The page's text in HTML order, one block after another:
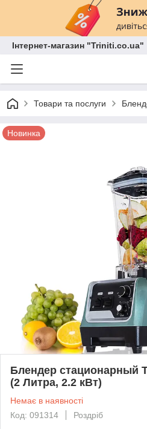
Інтернет-магазин "Triniti.co.ua"
Товари та послуги
Новинка
Блендер стационарный
(2 Литра, 2.2 кВт)
Немає в наявності
Код: 091314
Роздріб